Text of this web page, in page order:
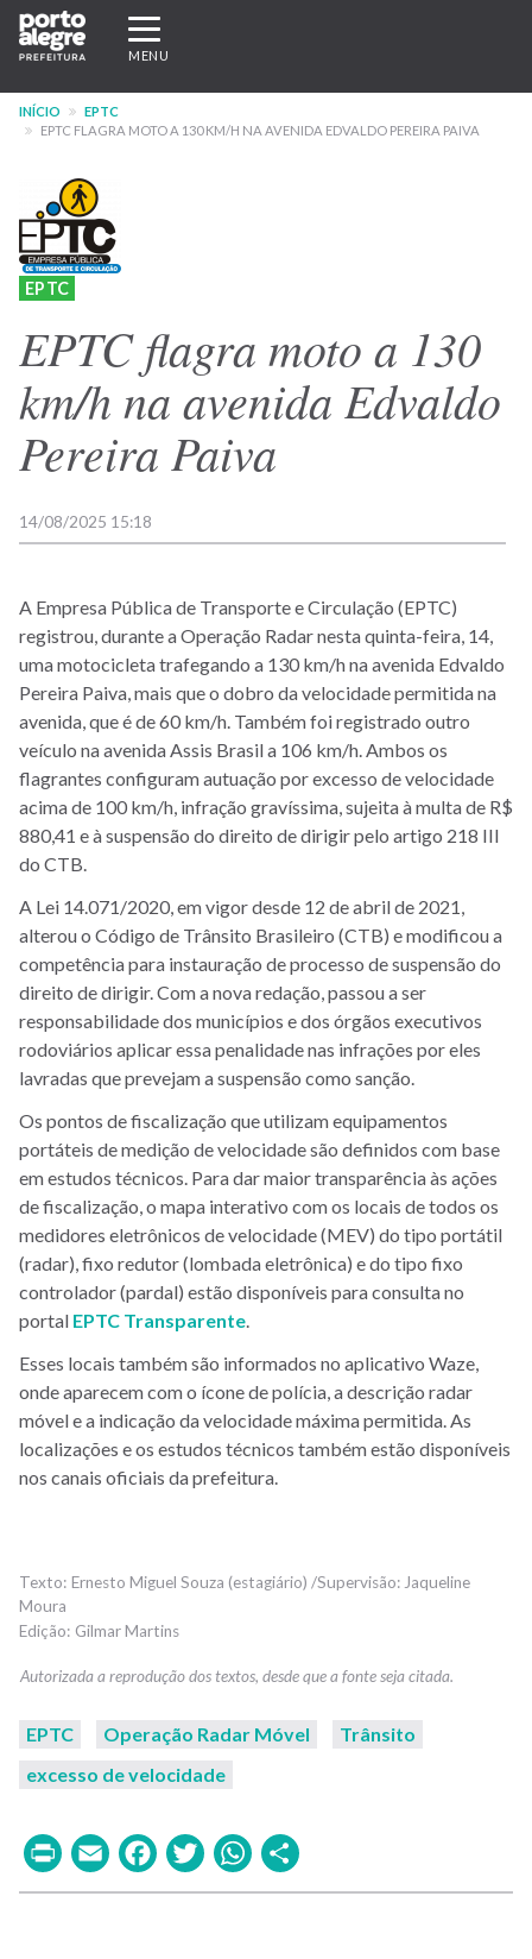
Pular
para
conteúdo
principal
Expandir/recolher
navegação
MENU
INÍCIO
EPTC
EPTC FLAGRA MOTO A 130 KM/H NA AVENIDA EDVALDO PEREIRA PAIVA
EPTC
EPTC flagra moto a 130
km/h na avenida Edvaldo
Pereira Paiva
14/08/2025 15:18
A Empresa Pública de Transporte e Circulação (EPTC)
registrou, durante a Operação Radar nesta quinta-feira, 14,
uma motocicleta trafegando a 130 km/h na avenida Edvaldo
Pereira Paiva, mais que o dobro da velocidade permitida na
avenida, que é de 60 km/h. Também foi registrado outro
veículo na avenida Assis Brasil a 106 km/h. Ambos os
flagrantes configuram autuação por excesso de velocidade
acima de 100 km/h, infração gravíssima, sujeita à multa de R$
880,41 e à suspensão do direito de dirigir pelo artigo 218 III
do CTB.
A Lei 14.071/2020, em vigor desde 12 de abril de 2021,
alterou o Código de Trânsito Brasileiro (CTB) e modificou a
competência para instauração de processo de suspensão do
direito de dirigir. Com a nova redação, passou a ser
responsabilidade dos municípios e dos órgãos executivos
rodoviários aplicar essa penalidade nas infrações por eles
lavradas que prevejam a suspensão como sanção.
Os pontos de fiscalização que utilizam equipamentos
portáteis de medição de velocidade são definidos com base
em estudos técnicos. Para dar maior transparência às ações
de fiscalização, o mapa interativo com os locais de todos os
medidores eletrônicos de velocidade (MEV) do tipo portátil
(radar), fixo redutor (lombada eletrônica) e do tipo fixo
controlador (pardal) estão disponíveis para consulta no
portal EPTC Transparente
Esses locais também são informados no aplicativo Waze,
onde aparecem com o ícone de polícia, a descrição radar
móvel e a indicação da velocidade máxima permitida. As
localizações e os estudos técnicos também estão disponíveis
nos canais oficiais da prefeitura.
Ernesto Miguel Souza (estagiário) /Supervisão: Jaqueline
Moura
Gilmar Martins
EPTC Operação Radar Móvel
Trânsito
excesso de velocidade
PrintEmailFacebook
TwitterWhatsApp